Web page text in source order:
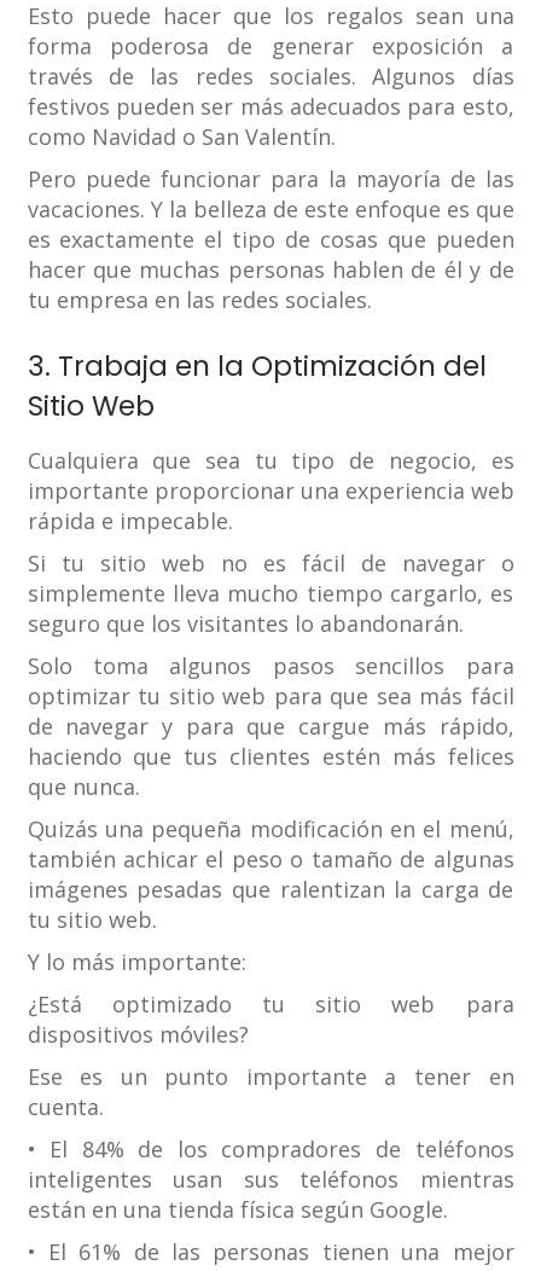
Esto puede hacer que los regalos sean una
forma poderosa de generar exposición a
través de las redes sociales. Algunos días
festivos pueden ser más adecuados para esto,
como Navidad o San Valentín.
Pero puede funcionar para la mayoría de las
vacaciones. Y la belleza de este enfoque es que
es exactamente el tipo de cosas que pueden
hacer que muchas personas hablen de él y de
tu empresa en las redes sociales.
3. Trabaja en la Optimización del
Sitio Web
Cualquiera que sea tu tipo de negocio, es
importante proporcionar una experiencia web
rápida e impecable.
Si tu sitio web no es fácil de navegar o
simplemente lleva mucho tiempo cargarlo, es
seguro que los visitantes lo abandonarán.
Solo toma algunos pasos sencillos para
optimizar tu sitio web para que sea más fácil
de navegar y para que cargue más rápido,
haciendo que tus clientes estén más felices
que nunca.
Quizás una pequeña modificación en el menú,
también achicar el peso o tamaño de algunas
imágenes pesadas que ralentizan la carga de
tu sitio web.
Y lo más importante:
¿Está optimizado tu sitio web para
dispositivos móviles?
Ese es un punto importante a tener en
cuenta.
• El 84% de los compradores de teléfonos
inteligentes usan sus teléfonos mientras
están en una tienda física según Google.
• El 61% de las personas tienen una mejor